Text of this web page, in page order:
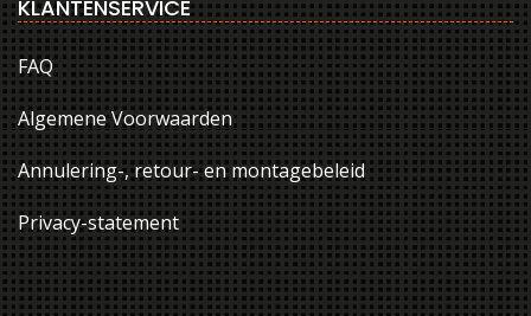
KLANTENSERVICE
FAQ
Algemene Voorwaarden
Annulering-, retour- en montagebeleid
Privacy-statement